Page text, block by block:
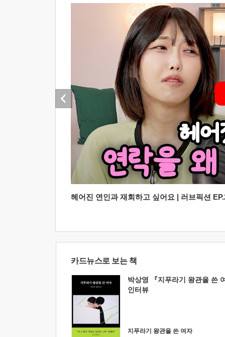
헤어진 연인과 재회하고 싶어요 | 러브픽션
카드뉴스로 보는 책
박상영 『지푸라기 왕관을 쓴
인터뷰
지푸라기 왕관을 쓴 여자